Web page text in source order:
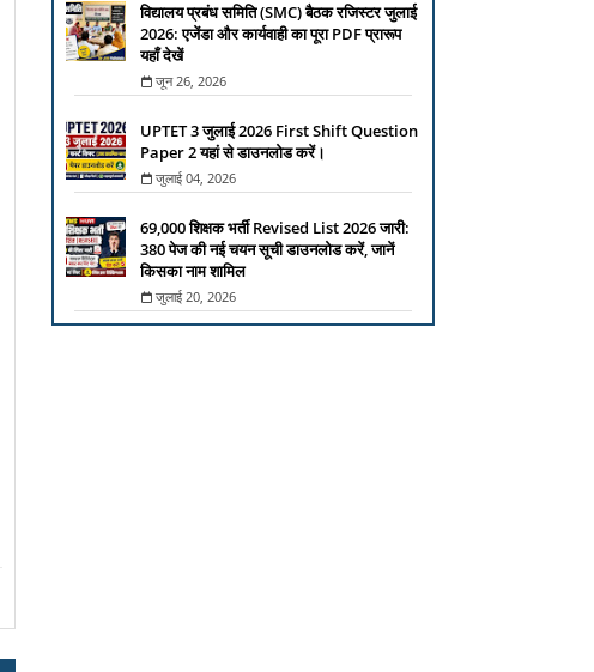
विद्यालय प्रबंध समिति (SMC) बैठक रजिस्टर जुलाई
2026: एजेंडा और कार्यवाही का पूरा PDF प्रारूप
यहाँ देखें
जून 26, 2026
UPTET 3 जुलाई 2026 First Shift Question
Paper 2 यहां से डाउनलोड करें।
जुलाई 04, 2026
69,000 शिक्षक भर्ती Revised List 2026 जारी:
380 पेज की नई चयन सूची डाउनलोड करें, जानें
किसका नाम शामिल
जुलाई 20, 2026